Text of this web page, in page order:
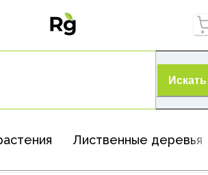
Искать
Лиственные деревья